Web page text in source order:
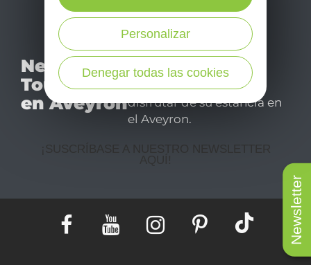
Newsletter
Newsletter
Tourismo
en Aveyron
No se pierda nuestro
mensual newsletter y
déjese inspirar para
disfrutar de su estancia en
el Aveyron.
¡SUSCRÍBASE A NUESTRO NEWSLETTER
Denegar todas las cookies
Personalizar